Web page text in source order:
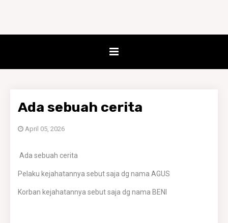
Ada sebuah cerita
April 05, 2026
Ada sebuah cerita
Pelaku kejahatannya sebut saja dg nama AGUS
Korban kejahatannya sebut saja dg nama BENI